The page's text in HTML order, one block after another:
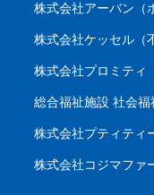
株式会社アーバン（
株式会社ケッセル（
株式会社プロミティ
総合福祉施設 社会
株式会社プティティ
株式会社コジマファ